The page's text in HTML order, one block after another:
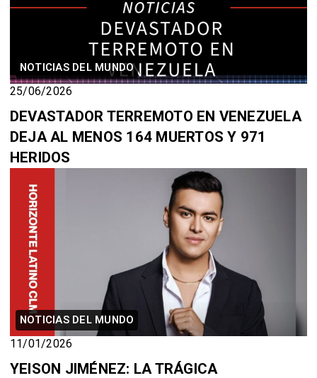
NOTICIAS DEL MUNDO
25/06/2026
DEVASTADOR TERREMOTO EN VENEZUELA
DEJA AL MENOS 164 MUERTOS Y 971
HERIDOS
NOTICIAS DEL MUNDO
11/01/2026
YEISON JIMÉNEZ: LA TRÁGICA